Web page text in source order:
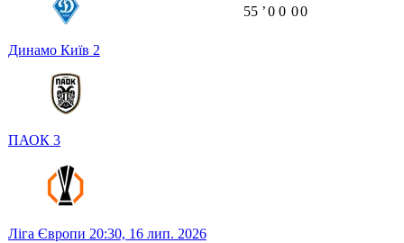
Динамо Київ 2
ПАОК 3
55 ʼ0 0 00
Ліга Європи 20:30, 16 лип. 2026